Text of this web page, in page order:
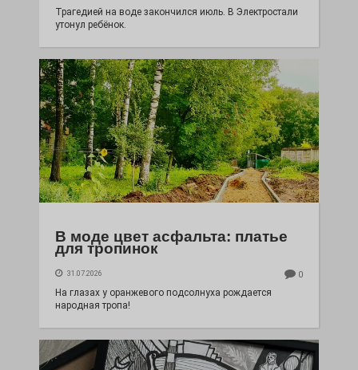
Трагедией на воде закончился июль. В Электростали
утонул ребёнок.
В моде цвет асфальта: платье
для тропинок
31.07.2026 0
На глазах у оранжевого подсолнуха рождается
народная тропа!